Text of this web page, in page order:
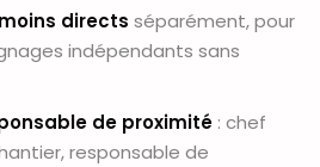
directs séparément, pour
indépendants sans
de proximité : chef
responsable de